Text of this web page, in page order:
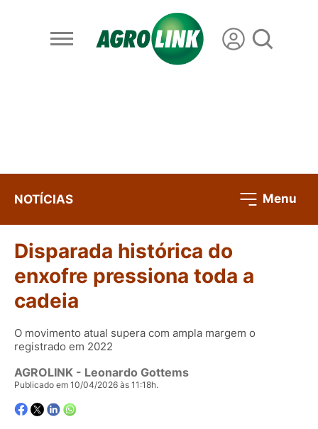
NOTÍCIAS Menu
Disparada histórica do
enxofre pressiona toda a
cadeia
O movimento atual supera com ampla margem o
registrado em 2022
AGROLINK - Leonardo Gottems
Publicado em 10/04/2026 às 11:18h.